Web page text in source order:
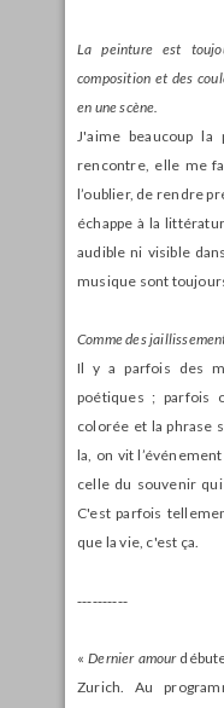
La peinture est
composition et des
en une scène.
J'aime beaucoup
rencontre, elle me
l’oublier, de rendre
échappe à la
audible ni visible
musique sont
Comme des
Il y a parfois des
poétiques ; parfois
colorée et la phrase
la, on vit
celle du souvenir
C'est parfois
que la vie, c'est ça.
‑‑‑‑‑‑‑‑‑‑
«Dernier amour
Zurich. Au